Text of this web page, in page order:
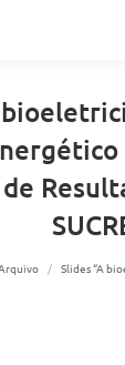
aqui:Slides “A